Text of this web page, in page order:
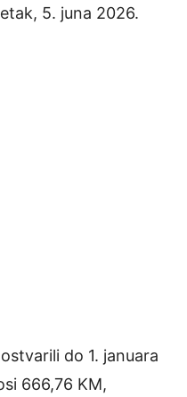
5. juna 2026.
do 1. januara
666,76 KM,